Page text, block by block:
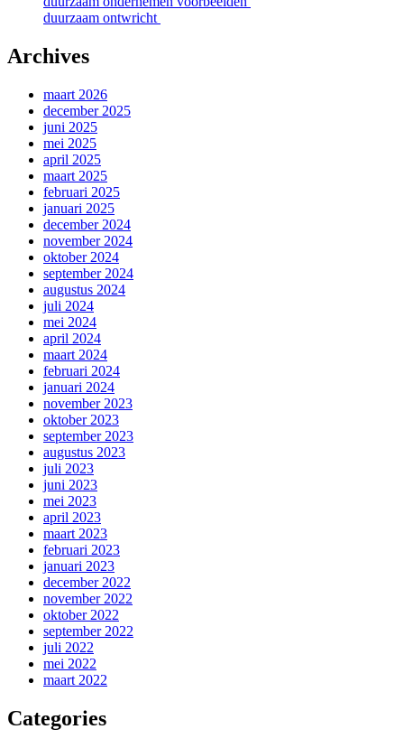
duurzaam ontwricht
Archives
maart 2026
december 2025
juni 2025
mei 2025
april 2025
maart 2025
februari 2025
januari 2025
december 2024
november 2024
oktober 2024
september 2024
augustus 2024
juli 2024
mei 2024
april 2024
maart 2024
februari 2024
januari 2024
november 2023
oktober 2023
september 2023
augustus 2023
juli 2023
juni 2023
mei 2023
april 2023
maart 2023
februari 2023
januari 2023
december 2022
november 2022
oktober 2022
september 2022
juli 2022
mei 2022
maart 2022
Categories